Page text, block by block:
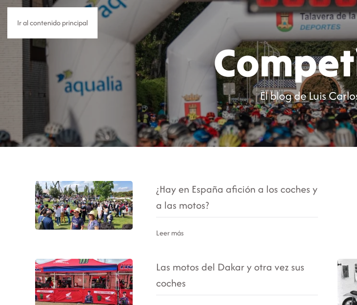
Ir al contenido principal Inicio
El blog de Luis
¿Hay en España afición a los coches y
a las motos?
Leer más
Las motos del Dakar y otra vez sus
coches